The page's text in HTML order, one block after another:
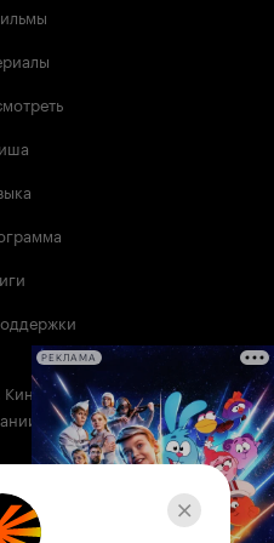
чувств
Кинопоиск 18+
содержать информацию,
несовершеннолетних.
РЕКЛАМА